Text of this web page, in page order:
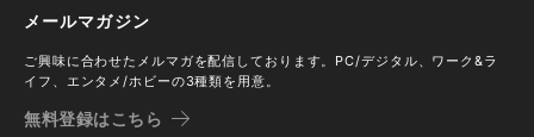
メールマガジン
ご興味に合わせたメルマガを配信しております。PC/デジタル、ワーク&ラ
イフ、エンタメ/ホビーの3種類を用意。
無料登録はこちら